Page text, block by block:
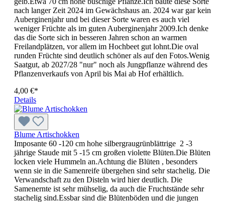
nach langer Zeit 2024 im Gewächshaus an. 2024 war gar kein
Auberginenjahr und bei dieser Sorte waren es auch viel
weniger Früchte als im guten Auberginenjahr 2009.Ich denke
das die Sorte sich in besseren Jahren schon an warmen
Freilandplätzen, vor allem im Hochbeet gut lohnt.Die oval
runden Früchte sind deutlich schöner als auf den Fotos.Wenig
Saatgut, ab 2027/28 "nur" noch als Jungpflanze während des
Pflanzenverkaufs von April bis Mai ab Hof erhältlich.
4,00 €*
Details
Blume Artischokken
Imposante 60 -120 cm hohe silbergraugrünblättrige 2 -3
jährige Staude mit 5 -15 cm großen violette Blüten.Die Blüten
locken viele Hummeln an.Achtung die Blüten , besonders
wenn sie in die Samenreife übergehen sind sehr stachelig. Die
Verwandschaft zu den Disteln wird hier deutlich. Die
Samenernte ist sehr mühselig, da auch die Fruchtstände sehr
stachelig sind.Essbar sind die Blütenböden und die jungen